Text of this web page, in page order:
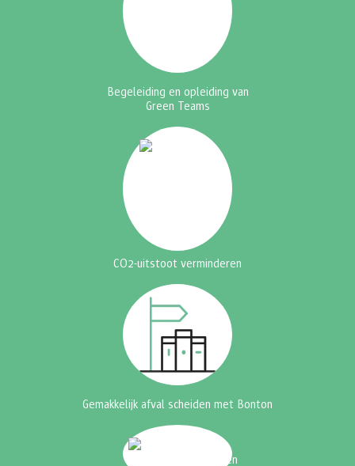
Begeleiding en opleiding van
Green Teams
CO2-uitstoot verminderen
Gemakkelijk afval scheiden met Bonton